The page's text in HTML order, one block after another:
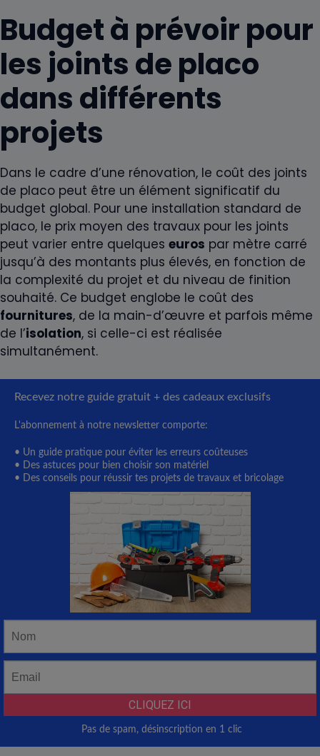
Budget à prévoir pour
les joints de placo
dans différents
projets
Dans le cadre d’une rénovation, le coût des joints
de placo peut être un élément significatif du
budget global. Pour une installation standard de
placo, le prix moyen des travaux pour les joints
peut varier entre quelques euros par mètre carré
jusqu’à des montants plus élevés, en fonction de
la complexité du projet et du niveau de finition
souhaité. Ce budget englobe le coût des
fournitures, de la main-d’œuvre et parfois même
de l’isolation, si celle-ci est réalisée
simultanément.